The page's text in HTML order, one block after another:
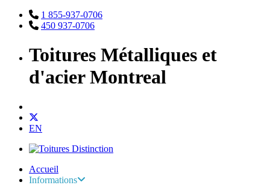
1 855-937-0706
450 937-0706
Toitures Métalliques et
d'acier Montreal
EN
Accueil
Informations